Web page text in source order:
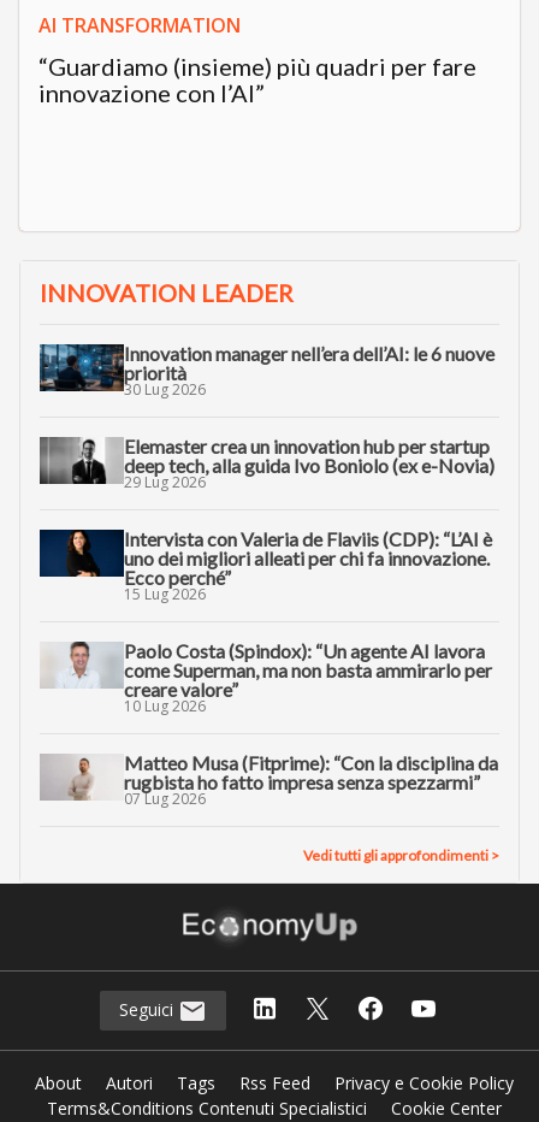
AI TRANSFORMATION
“Guardiamo (insieme) più quadri per fare
innovazione con l’AI”
INNOVATION LEADER
Innovation manager nell’era dell’AI: le 6 nuove
priorità
30 Lug 2026
Elemaster crea un innovation hub per startup
deep tech, alla guida Ivo Boniolo (ex e-Novia)
29 Lug 2026
Intervista con Valeria de Flaviis (CDP): “L’AI è
uno dei migliori alleati per chi fa innovazione.
Ecco perché”
15 Lug 2026
Paolo Costa (Spindox): “Un agente AI lavora
come Superman, ma non basta ammirarlo per
creare valore”
10 Lug 2026
Matteo Musa (Fitprime): “Con la disciplina da
rugbista ho fatto impresa senza spezzarmi”
07 Lug 2026
Vedi tutti gli approfondimenti >
Seguici
About Autori Tags Rss Feed
Privacy e Cookie Policy
Terms&Conditions Contenuti Specialistici
Cookie Center